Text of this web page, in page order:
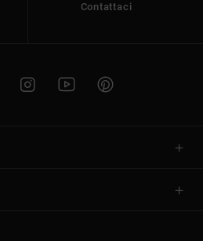
Contattaci